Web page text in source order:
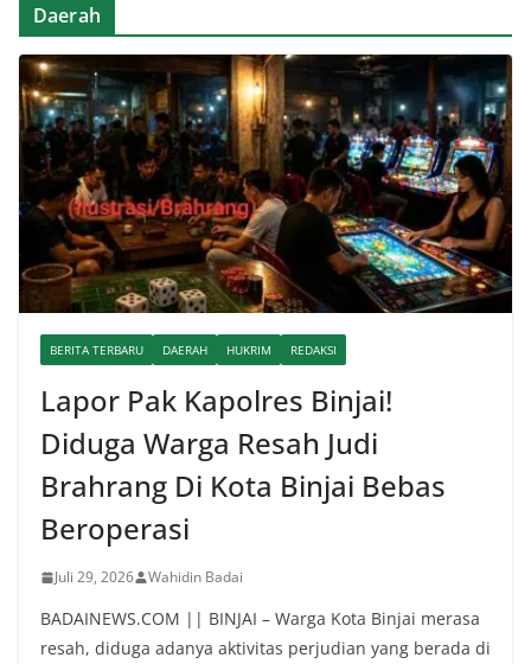
Daerah
BERITA TERBARU DAERAH HUKRIM REDAKSI
Lapor Pak Kapolres Binjai!
Diduga Warga Resah Judi
Brahrang Di Kota Binjai Bebas
Beroperasi
Juli 29, 2026 Wahidin Badai
BADAINEWS.COM || BINJAI – Warga Kota Binjai merasa
resah, diduga adanya aktivitas perjudian yang berada di